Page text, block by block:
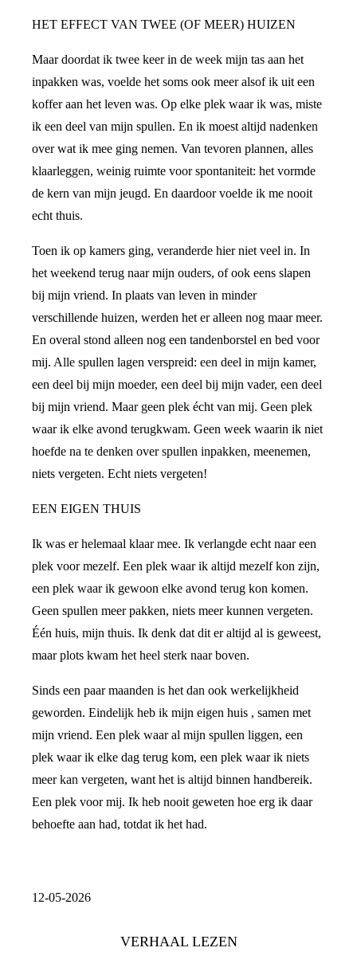
HET EFFECT VAN TWEE (OF MEER) HUIZEN
Maar doordat ik twee keer in de week mijn tas aan het
inpakken was, voelde het soms ook meer alsof ik uit een
koffer aan het leven was. Op elke plek waar ik was, miste
ik een deel van mijn spullen. En ik moest altijd nadenken
over wat ik mee ging nemen. Van tevoren plannen, alles
klaarleggen, weinig ruimte voor spontaniteit: het vormde
de kern van mijn jeugd. En daardoor voelde ik me nooit
echt thuis.
Toen ik op kamers ging, veranderde hier niet veel in. In
het weekend terug naar mijn ouders, of ook eens slapen
bij mijn vriend. In plaats van leven in minder
verschillende huizen, werden het er alleen nog maar meer.
En overal stond alleen nog een tandenborstel en bed voor
mij. Alle spullen lagen verspreid: een deel in mijn kamer,
een deel bij mijn moeder, een deel bij mijn vader, een deel
bij mijn vriend. Maar geen plek écht van mij. Geen plek
waar ik elke avond terugkwam. Geen week waarin ik niet
hoefde na te denken over spullen inpakken, meenemen,
niets vergeten. Echt niets vergeten!
EEN EIGEN THUIS
Ik was er helemaal klaar mee. Ik verlangde echt naar een
plek voor mezelf. Een plek waar ik altijd mezelf kon zijn,
een plek waar ik gewoon elke avond terug kon komen.
Geen spullen meer pakken, niets meer kunnen vergeten.
Één huis, mijn thuis. Ik denk dat dit er altijd al is geweest,
maar plots kwam het heel sterk naar boven.
Sinds een paar maanden is het dan ook werkelijkheid
geworden. Eindelijk heb ik mijn eigen huis , samen met
mijn vriend. Een plek waar al mijn spullen liggen, een
plek waar ik elke dag terug kom, een plek waar ik niets
meer kan vergeten, want het is altijd binnen handbereik.
Een plek voor mij. Ik heb nooit geweten hoe erg ik daar
behoefte aan had, totdat ik het had.
12-05-2026
VERHAAL LEZEN